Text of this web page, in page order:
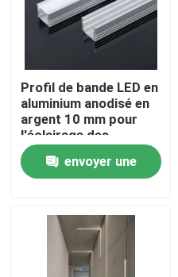
Aperçu
Produits
A propos de nous
Visite d'usine
Profil de bande LED en
aluminium anodisé en
argent 10 mm pour
l'éclairage des
armoires
envoyer une